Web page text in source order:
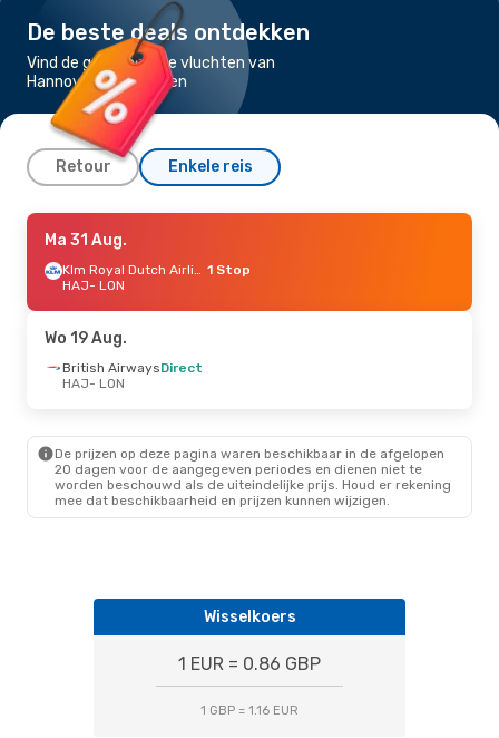
De beste deals ontdekken
Vind de goedkoopste vluchten van
Hannover naar Londen
Retour Enkele reis
Do 10 Sep.- Do 17 Sep.
British AirwaysDirect
HAJ- LON
LON- HAJ
Za 5 Sep.- Zo 6 Sep.
- HAJ
Wo 19 Aug.- Do 20 Aug.
Ma 31 Aug.
Klm Royal Dutch Airlines 1 Stop
HAJ- LON
Wo 19 Aug.
British AirwaysDirect
HAJ- LON
De prijzen op deze pagina waren beschikbaar in de afgelopen
20 dagen voor de aangegeven periodes en dienen niet te
worden beschouwd als de uiteindelijke prijs. Houd er rekening
mee dat beschikbaarheid en prijzen kunnen wijzigen.
Wisselkoers
1 EUR = 0.86 GBP
1 GBP = 1.16 EUR